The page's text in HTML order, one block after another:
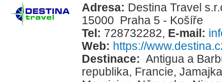
Adresa: Destina Travel
15000 Praha 5 - Košíře
Tel: 728732282, E-mail:
Web: https://
Destinace: Antigua a
republika, Francie, Jamajka